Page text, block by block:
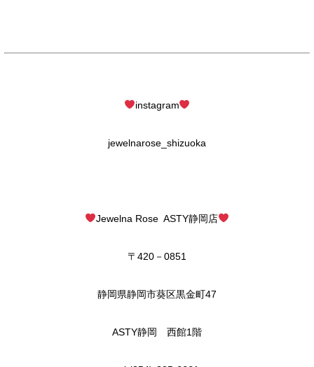
instagram
jewelnarose_shizuoka
Jewelna Rose ASTY静岡店
〒420－0851
静岡県静岡市葵区黒金町47
ASTY静岡 西館1階